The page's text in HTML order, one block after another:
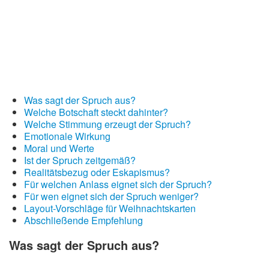
Was sagt der Spruch aus?
Welche Botschaft steckt dahinter?
Welche Stimmung erzeugt der Spruch?
Emotionale Wirkung
Moral und Werte
Ist der Spruch zeitgemäß?
Realitätsbezug oder Eskapismus?
Für welchen Anlass eignet sich der Spruch?
Für wen eignet sich der Spruch weniger?
Layout-Vorschläge für Weihnachtskarten
Abschließende Empfehlung
Was sagt der Spruch aus?